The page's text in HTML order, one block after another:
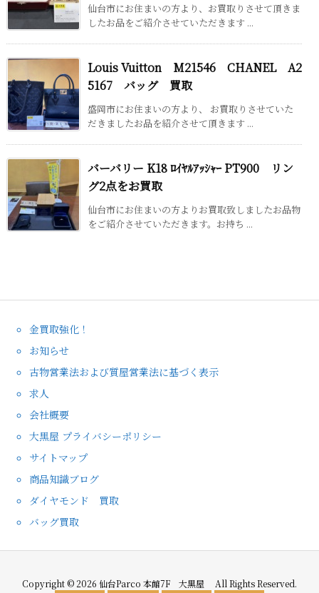
仙台市にお住まいの方より、お買取りさせて頂きま
したお品をご紹介させていただきます ...
Louis Vuitton M21546 CHANEL A2
5167 バッグ 買取
盛岡市にお住まいの方より、 お買取りさせていた
だきましたお品を紹介させて頂きます ...
バーバリー K18 ﾛｲﾔﾙｱｯｼｬｰ PT900 リン
グ2点をお買取
仙台市にお住まいの方よりお買取致しましたお品物
をご紹介させていただきます。お持ち ...
金買取強化！
お知らせ
古物営業法および質屋営業法に基づく表示
求人
会社概要
大黒屋 プライバシーポリシー
サイトマップ
商品知識ブログ
ダイヤモンド 買取
バッグ買取
Copyright © 2026 仙台Parco 本館7F 大黒屋 All Rights Reserved.